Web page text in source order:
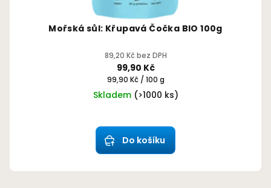
Mořská sůl: Křupavá Čočka BIO 100g
89,20 Kč bez DPH
99,90 Kč
Měrná
cena:
99,90 Kč / 100 g
Skladem (>1000 ks)
hodnocení
produktu
je
z
Do košíku